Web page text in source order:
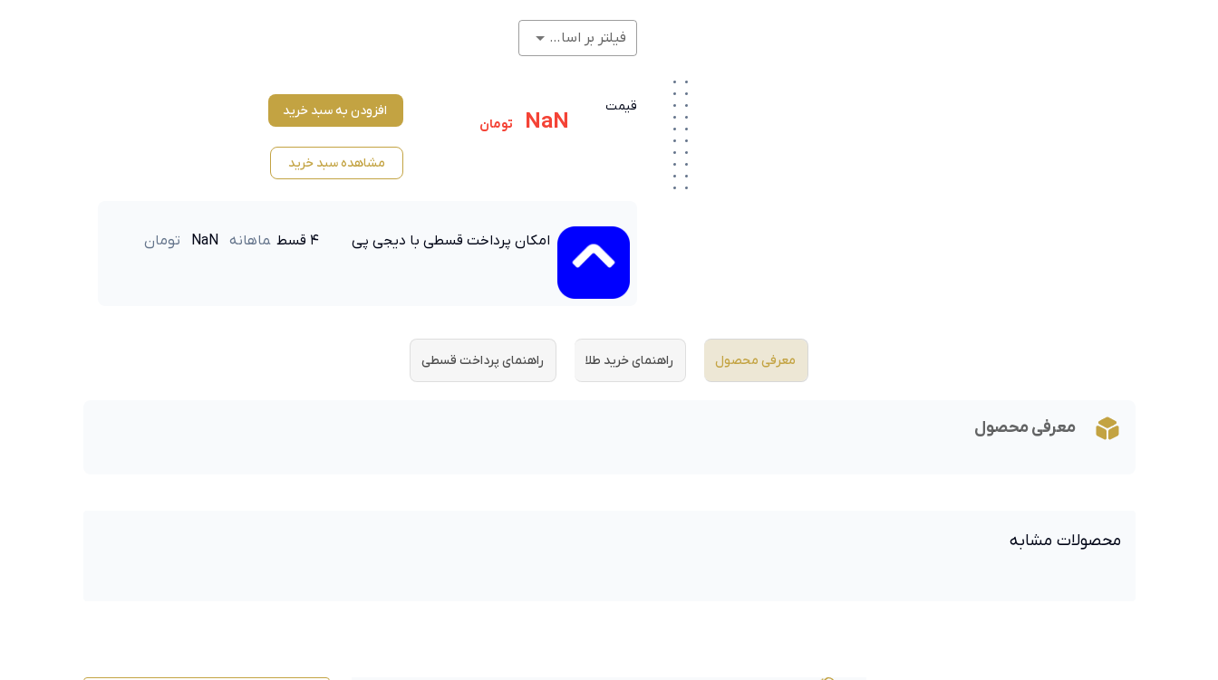
فیلتر بر اساس وزن (گرم)
قیمت
NaN تومان
افزودن به سبد خرید
مشاهده سبد خرید
امکان پرداخت قسطی با دیجی پی ۴ قسط ماهانه تومان
معرفی محصول راهنمای خرید طلا راهنمای پرداخت قسطی
معرفی محصول
محصولات مشابه